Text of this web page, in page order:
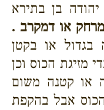
בן בתירא
או דמקרב .
או בקטן
מזיגת הכוס וכן
או קטנה משום
הכוס אבל בהקפת